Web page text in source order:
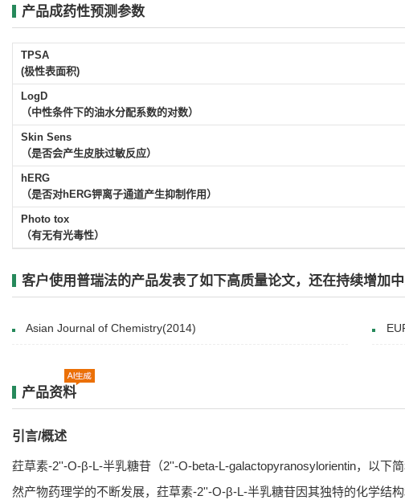
产品成药性预测参数
TPSA
(极性表面积)
LogD
（中性条件下的油水分配系数的对数）
Skin Sens
（是否会产生皮肤过敏反应）
hERG
（是否对hERG钾离子通道产生抑制作用）
Photo tox
（有无有光毒性）
客户使用普瑞法的产品发表了如下高质量论文，还在持续增加
Asian Journal of Chemistry(2014)
产品资料
引言/概述
荭草素-2''-O-β-L-半乳糖苷（2''-O-beta-L-galactopyranosylorientin，以下
然产物药理学的不断发展，荭草素-2''-O-β-L-半乳糖苷因其独特的化学结